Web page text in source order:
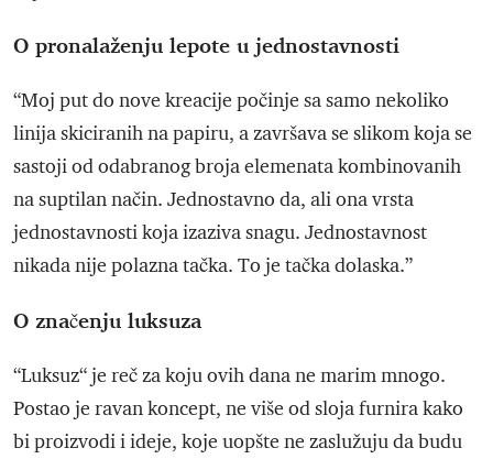
O pronalaženju lepote u jednostavnosti
“Moj put do nove kreacije počinje sa samo nekoliko
linija skiciranih na papiru, a završava se slikom koja se
sastoji od odabranog broja elemenata kombinovanih
na suptilan način. Jednostavno da, ali ona vrsta
jednostavnosti koja izaziva snagu. Jednostavnost
nikada nije polazna tačka. To je tačka dolaska.”
O značenju luksuza
“Luksuz“ je reč za koju ovih dana ne marim mnogo.
Postao je ravan koncept, ne više od sloja furnira kako
bi proizvodi i ideje, koje uopšte ne zaslužuju da budu